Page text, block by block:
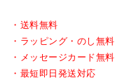
・送料無料
・ラッピング・のし無料
・メッセージカード無料
・最短即日発送対応